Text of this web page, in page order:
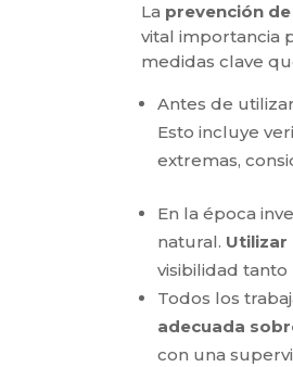
La prevención
vital importancia
medidas clave
Antes de
Esto incluye
extremas,
En la época
natural. Utilizar
visibilidad
Todos los
adecuada
con una